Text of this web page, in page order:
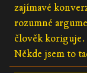
zajímavé
rozumné
člověk koriguje.
Někde jsem to